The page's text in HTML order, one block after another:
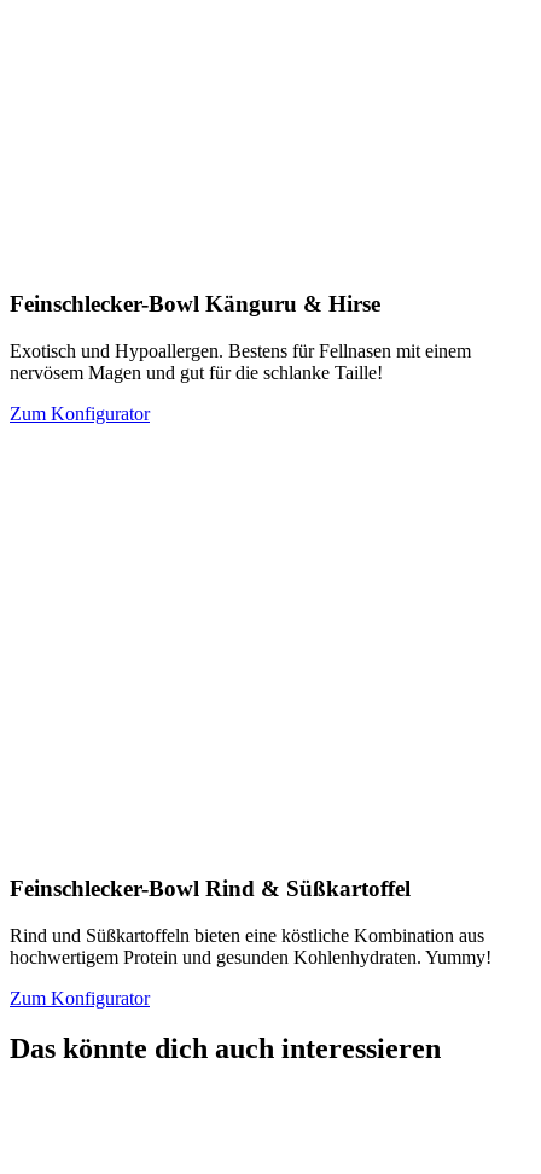
Feinschlecker-Bowl Känguru & Hirse
Exotisch und Hypoallergen. Bestens für Fellnasen mit einem
nervösem Magen und gut für die schlanke Taille!
Zum Konfigurator
Feinschlecker-Bowl Rind & Süßkartoffel
Rind und Süßkartoffeln bieten eine köstliche Kombination aus
hochwertigem Protein und gesunden Kohlenhydraten. Yummy!
Zum Konfigurator
Das könnte dich auch interessieren